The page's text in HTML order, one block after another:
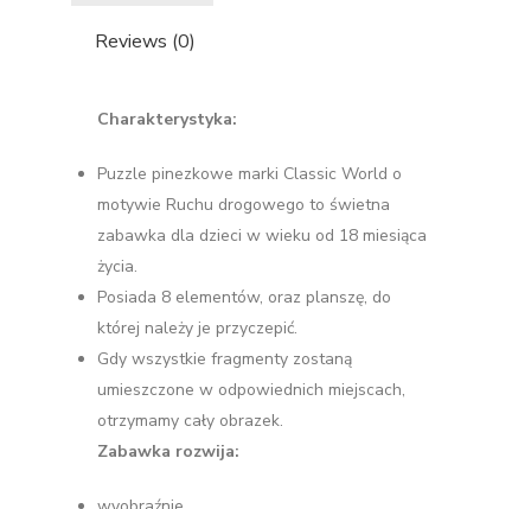
Reviews (0)
Charakterystyka:
Puzzle pinezkowe marki Classic World o
motywie Ruchu drogowego to świetna
zabawka dla dzieci w wieku od 18 miesiąca
życia.
Posiada 8 elementów, oraz planszę, do
której należy je przyczepić.
Gdy wszystkie fragmenty zostaną
umieszczone w odpowiednich miejscach,
otrzymamy cały obrazek.
Zabawka rozwija: